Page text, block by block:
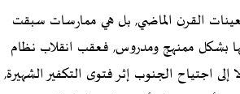
القرن الماضي, بل هي ممارسات سبقت
بشكل ممنهج ومدروس, فعقب انقلاب نظام
اجتياح الجنوب إثر فتوى التكفير الشهيرة,